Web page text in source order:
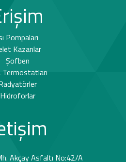
Pompaları
Kazanlar
Şofben
Termostatları
Hidroforlar
Akçay Asfaltı No:42/A